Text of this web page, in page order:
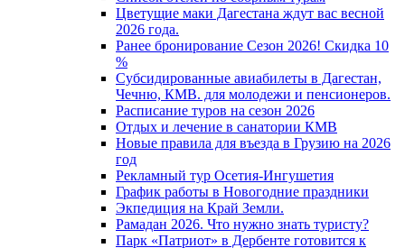
Цветущие маки Дагестана ждут вас весной
2026 года.
Ранее бронирование Сезон 2026! Скидка 10
%
Субсидированные авиабилеты в Дагестан,
Чечню, КМВ. для молодежи и пенсионеров.
Расписание туров на сезон 2026
Отдых и лечение в санатории КМВ
Новые правила для въезда в Грузию на 2026
год
Рекламный тур Осетия-Ингушетия
График работы в Новогодние праздники
Экпедиция на Край Земли.
Рамадан 2026. Что нужно знать туристу?
Парк «Патриот» в Дербенте готовится к